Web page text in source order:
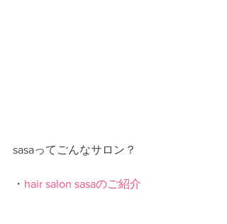
sasaってごんなサロン？
・ hair salon sasaのご紹介